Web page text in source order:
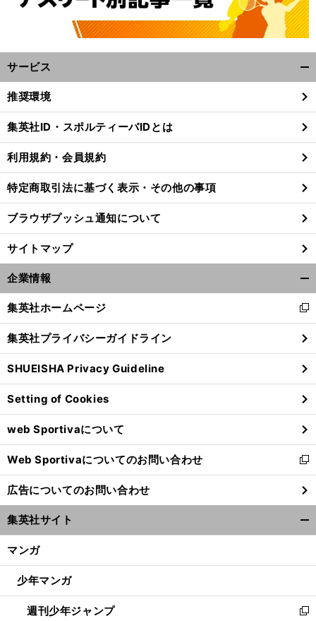
サービス
閉
る
推奨環境
集英社ID・スポルティーバIDとは
利用規約・会員規約
特定商取引法に基づく表示・その他の事項
ブラウザプッシュ通知について
サイトマップ
企業情報
閉
る
集英社ホームページ
新
し
い
ウ
ィ
ン
ド
ウ
で
開
く
集英社プライバシーガイドライン
SHUEISHA Privacy Guideline
Setting of Cookies
web Sportivaについて
Web Sportivaについてのお問い合わせ
新
し
い
ウ
ィ
ン
ウ
開
く
広告についてのお問い合わせ
集英社サイト
マンガ
少年マンガ
週刊少年ジャンプ
新